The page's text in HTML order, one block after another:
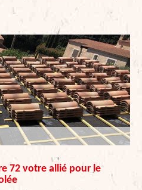
72 votre allié pour le